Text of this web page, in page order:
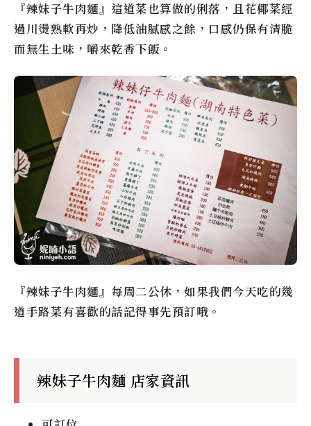
『辣妹子牛肉麵』這道菜也算做的俐落，且花椰菜經
過川燙熟軟再炒，降低油膩感之餘，口感仍保有清脆
而無生土味，嚼來乾香下飯。
『辣妹子牛肉麵』每周二公休，如果我們今天吃的幾
道手路菜有喜歡的話記得事先預訂哦。
辣妹子牛肉麵 店家資訊